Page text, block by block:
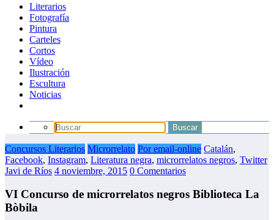
Literarios
Fotografía
Pintura
Carteles
Cortos
Vídeo
Ilustración
Escultura
Noticias
Concursos Literarios Microrrelato Por email-online Catalán,
Facebook, Instagram, Literatura negra, microrrelatos negros, Twitter
Javi de Ríos 4 noviembre, 2015 0 Comentarios
VI Concurso de microrrelatos negros Biblioteca La
Bòbila